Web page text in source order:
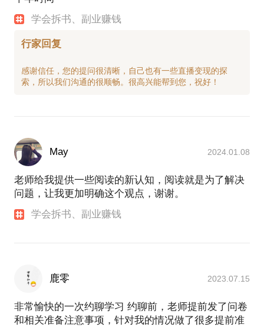
学会拆书、副业赚钱
行家回复
感谢信任，您的提问很清晰，自己也有一些直播变现的探
May 2024.01.08
老师给我提供一些阅读的新认知，阅读就是为了解决
问题，让我更加明确这个观点，谢谢。
学会拆书、副业赚钱
鹿零 2023.07.15
非常愉快的一次约聊学习 约聊前，老师提前发了问卷
和相关准备注意事项，针对我的情况做了很多提前准